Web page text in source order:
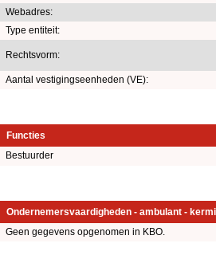
Webadres:
Type entiteit:
Rechtsvorm:
Aantal vestigingseenheden (VE):
Functies
Bestuurder
Ondernemersvaardigheden - ambulant -
Geen gegevens opgenomen in KBO.